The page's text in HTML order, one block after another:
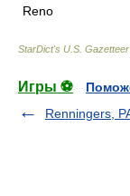
Reno
StarDict's U.S.
Игры ⚽
Renningers,